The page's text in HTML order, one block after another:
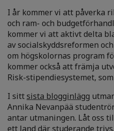
I år kommer vi att påverka
och ram- och
kommer vi att aktivt delta
av socialskyddsreformen
om högskolornas program
kommer också att främja
Risk-stipendiesystemet,
I sittsista blogginlägg
Annika Nevanpää
antar utmaningen. Låt oss
ett land där studerande trivs.